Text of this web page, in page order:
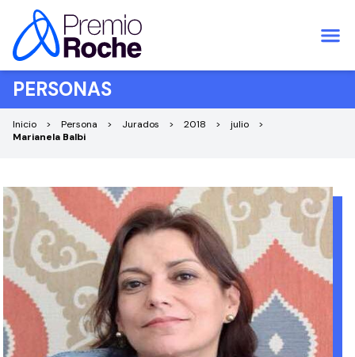
Saltar al contenido
PERSONAS
Inicio Persona Jurados 2018
julio
Marianela Balbi